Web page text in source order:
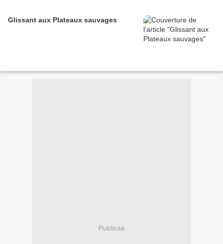
Glissant aux Plateaux sauvages
Publicité